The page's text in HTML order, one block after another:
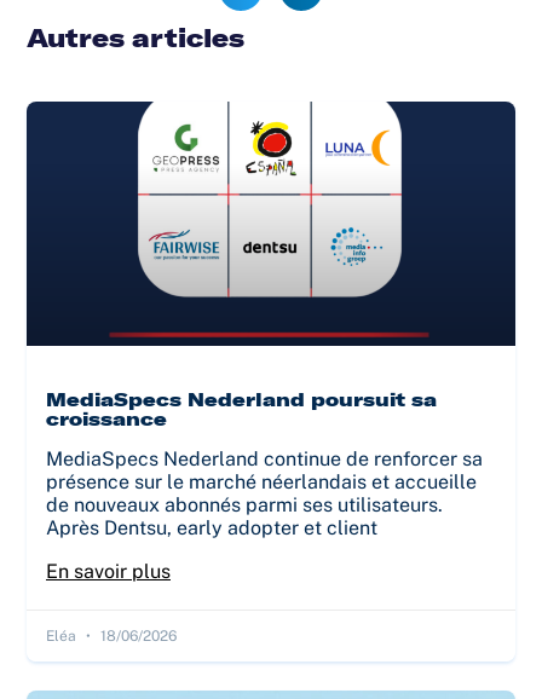
Autres articles
MediaSpecs Nederland poursuit sa
croissance
MediaSpecs Nederland continue de renforcer sa
présence sur le marché néerlandais et accueille
de nouveaux abonnés parmi ses utilisateurs.
Après Dentsu, early adopter et client
En savoir plus
Eléa 18/06/2026